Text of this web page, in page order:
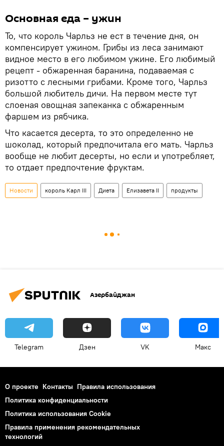
Основная еда – ужин
То, что король Чарльз не ест в течение дня, он
компенсирует ужином. Грибы из леса занимают
видное место в его любимом ужине. Его любимый
рецепт - обжаренная баранина, подаваемая с
ризотто с лесными грибами. Кроме того, Чарльз
большой любитель дичи. На первом месте тут
слоеная овощная запеканка с обжаренным
фаршем из рябчика.
Что касается десерта, то это определенно не
шоколад, который предпочитала его мать. Чарльз
вообще не любит десерты, но если и употребляет,
то отдает предпочтение фруктам.
Новости король Карл III Диета Елизавета II продукты
Азербайджан
Telegram Дзен VK Макс
О проекте Контакты Правила использования
Политика конфиденциальности
Политика использования Cookie
Правила применения рекомендательных
технологий